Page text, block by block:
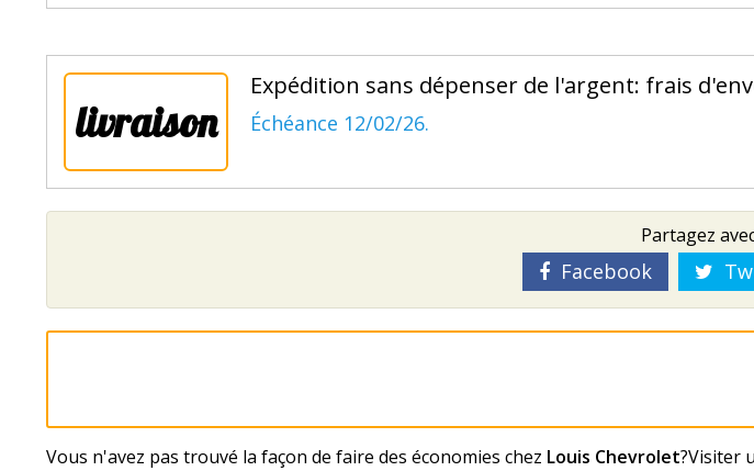
livraison
Expédition sans dépenser de l'argent: frais
Échéance 12/02/26.
Partagez
Facebook
Vous n'avez pas trouvé la façon de faire des économies chez Louis Chevrolet?Visiter